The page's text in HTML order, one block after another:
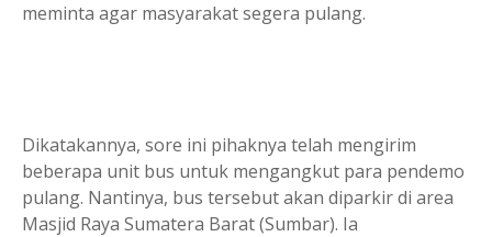
meminta agar masyarakat segera pulang.
Dikatakannya, sore ini pihaknya telah mengirim
beberapa unit bus untuk mengangkut para pendemo
pulang. Nantinya, bus tersebut akan diparkir di area
Masjid Raya Sumatera Barat (Sumbar). Ia